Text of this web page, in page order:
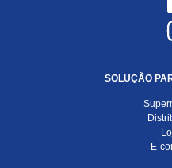
SOLUÇÃO
E-